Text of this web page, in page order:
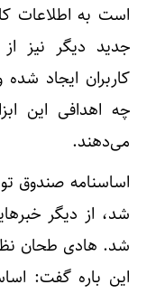
است به اطلاعات
جدید دیگر نیز
کاربران ایجاد
چه اهدافی این
می‌دهند.
اساسنامه صندوق
شد، از دیگر
شد. هادی طحان
این باره گفت: